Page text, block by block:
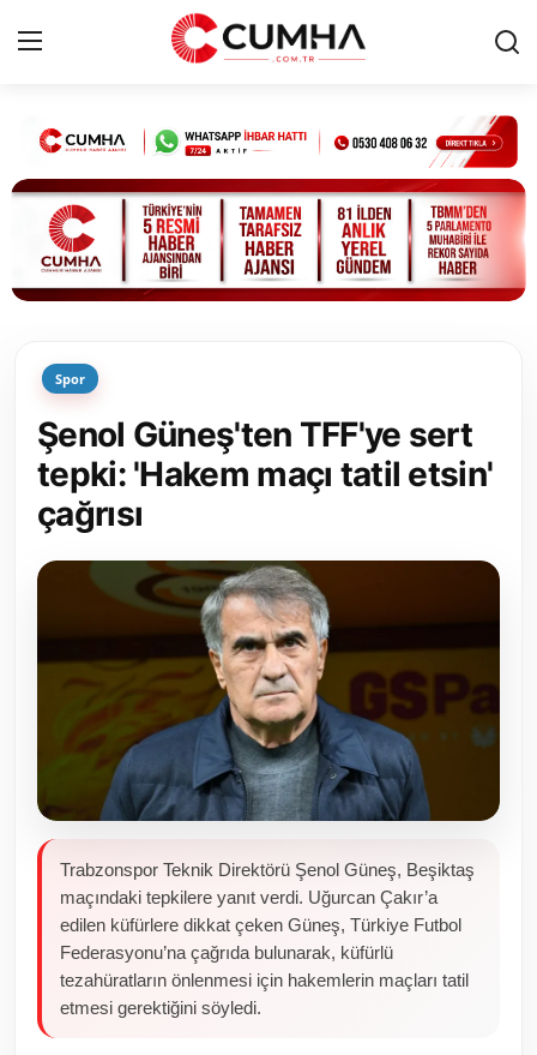
Kurumsal
Cumhurbaşkanlığı
Bakanlıklar
Siyasi Partiler
Yerel Yönetimler
Mülki İdare
Toplum ve Yaşam
Sivil Toplum Kuruluşları
Kamu Kurumları ve Üst Kurullar
Resmi Reklamlar
Spor
Şenol Güneş'ten TFF'ye sert
tepki: 'Hakem maçı tatil etsin'
çağrısı
Trabzonspor Teknik Direktörü Şenol Güneş, Beşiktaş
maçındaki tepkilere yanıt verdi. Uğurcan Çakır’a
edilen küfürlere dikkat çeken Güneş, Türkiye Futbol
Federasyonu’na çağrıda bulunarak, küfürlü
tezahüratların önlenmesi için hakemlerin maçları tatil
etmesi gerektiğini söyledi.